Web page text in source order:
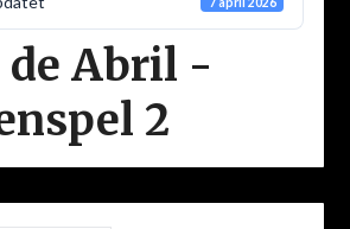
de Abril -
2